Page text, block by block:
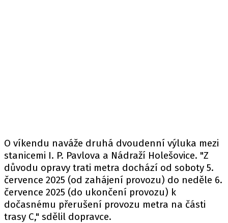
O víkendu naváže druhá dvoudenní výluka mezi
stanicemi I. P. Pavlova a Nádraží Holešovice. "Z
důvodu opravy trati metra dochází od soboty 5.
července 2025 (od zahájení provozu) do neděle 6.
července 2025 (do ukončení provozu) k
dočasnému přerušení provozu metra na části
trasy C," sdělil dopravce.